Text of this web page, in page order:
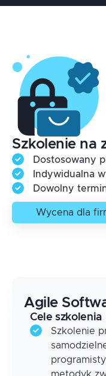
Szkolenie na
Dostosowany
Indywidualna
Dowolny
Wycena dla
Agile
Cele szkolenia
Szkolenie
metodyk